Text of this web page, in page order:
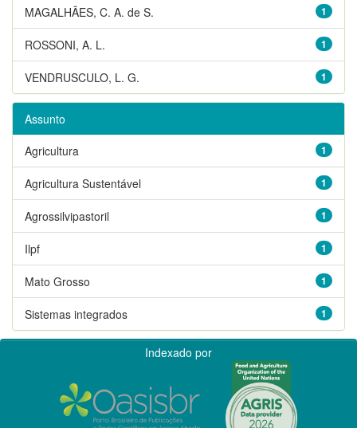
1
MAGALHÃES, C. A. de S.
1
ROSSONI, A. L.
1
VENDRUSCULO, L. G.
Assunto
1
Agricultura
1
Agricultura Sustentável
1
Agrossilvipastoril
1
Ilpf
1
Mato Grosso
1
Sistemas integrados
Indexado por